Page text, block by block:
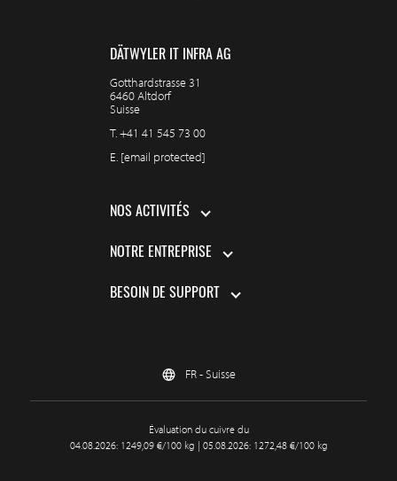
DÄTWYLER IT INFRA AG
Gotthardstrasse 31
6460 Altdorf
Suisse
T.+41 41 545 73 00
E. [email protected]
NOS ACTIVITÉS
NOTRE ENTREPRISE
BESOIN DE SUPPORT
FR - Suisse
Évaluation du cuivre du
04.08.2026: 1249,09 €/100 kg | 05.08.2026: 1272,48 €/100 kg